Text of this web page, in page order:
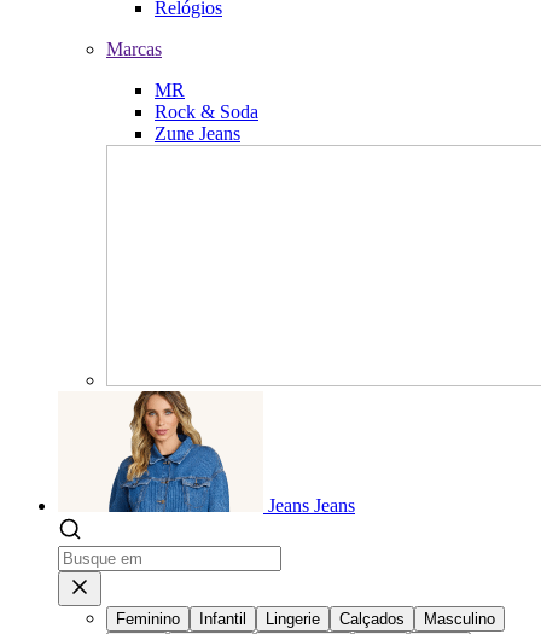
Relógios
Marcas
MR
Rock & Soda
Zune Jeans
Jeans Jeans
Feminino Infantil Lingerie Calçados
Masculino